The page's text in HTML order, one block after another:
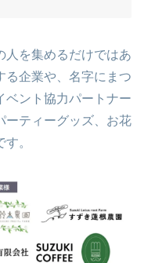
人を集めるだけではあ
る企業や、名字にまつ
ベント協力パートナー
ーティーグッズ、お花
。